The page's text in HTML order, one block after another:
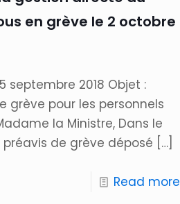
en grève le 2 octobre
septembre 2018 Objet :
grève pour les personnels
la Ministre, Dans le
de grève déposé […]
Read more